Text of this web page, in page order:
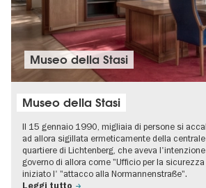
Museo della Stasi
Museo della Stasi
Il 15 gennaio 1990, migliaia di persone si
ad allora sigillata ermeticamente della
quartiere di Lichtenberg, che aveva
governo di allora come "Ufficio per la
iniziato l' "attacco alla Normannenstraße".
Leggi tutto